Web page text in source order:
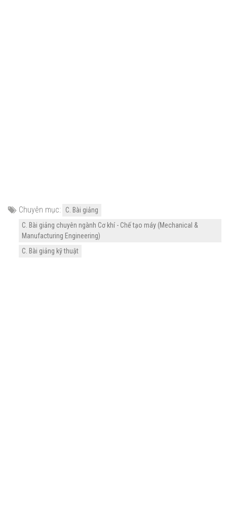
Chuyên mục:
C. Bài giảng
C. Bài giảng chuyên ngành Cơ khí - Chế tạo máy (Mechanical &
Manufacturing Engineering)
C. Bài giảng kỹ thuật